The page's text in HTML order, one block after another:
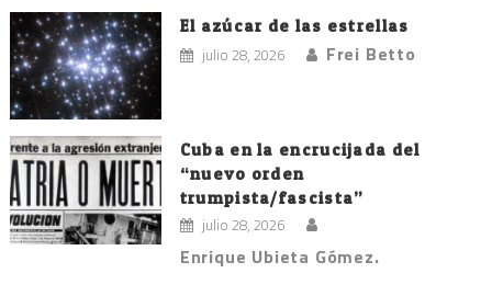
El azúcar de las estrellas
julio 28, 2026 Frei Betto
Cuba en la encrucijada del
“nuevo orden
trumpista/fascista”
julio 28, 2026
Enrique Ubieta Gómez.